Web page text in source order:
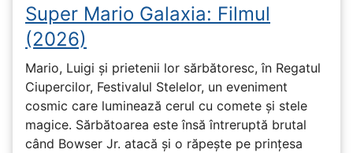
Super Mario Galaxia: Filmul
(2026)
Mario, Luigi și prietenii lor sărbătoresc, în Regatul
Ciupercilor, Festivalul Stelelor, un eveniment
cosmic care luminează cerul cu comete și stele
magice. Sărbătoarea este însă întreruptă brutal
când Bowser Jr. atacă și o răpește pe prinţesa